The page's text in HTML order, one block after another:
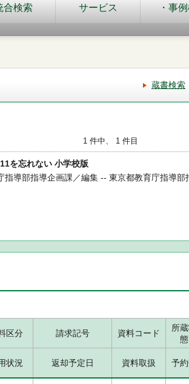
合検索
サービス
・事
蔵書検索
1 件中、 1 件目
を忘れない 小学校版
指導部指導企画課／編集 -- 東京都教育庁指導
区分 請求記号 資料コード
所
態
状況 返却予定日 資料取扱 予